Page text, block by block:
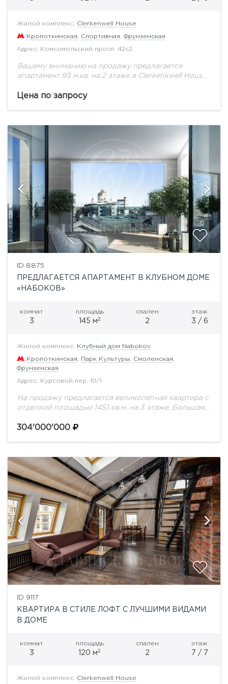
Жилой комплекс: Clerkenwell House
Кропоткинская Спортивная Фрунзенская
Адрес: Комсомольский просп. 42с2
Вашему вниманию на продажу предлагается
апартамент 93 м.кв. на 2 этаже в Clerkenkwell House
Панорамное остекление и приятные виды.
Цена по запросу
ID 8875
ПРЕДЛАГАЕТСЯ АПАРТАМЕНТ В КЛУБНОМ ДОМЕ
«НАБОКОВ»
комнат
3
площадь
145 м2
спален
2
этаж
3 / 6
Жилой комплекс: Клубный дом Nabokov
Кропоткинская Парк Культуры Смоленская
Фрунзенская
Адрес: Курсовой пер. 10/1
На продажу предлагается великолепная квартира с
отделкой площадью 145,1 кв.м. на 3 этаже. Большая
рассчитанный на 14 апартаментов, возводится по...
304'000'000
ID 9117
КВАРТИРА В СТИЛЕ ЛОФТ С ЛУЧШИМИ ВИДАМИ
В ДОМЕ
комнат
3
площадь
120 м2
спален
2
этаж
7 / 7
Жилой комплекс: Clerkenwell House